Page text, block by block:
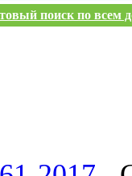
поиск по всем